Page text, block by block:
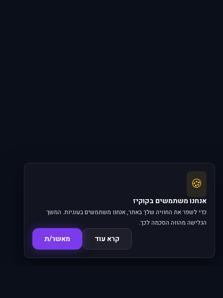
🍪
אנחנו משתמשים בקוקיז
כדי לשפר את החוויה שלך באתר, אנחנו משתמשים בעוגיות. המשך
הגלישה מהווה הסכמה לכך.
קרא עוד מאשר/ת